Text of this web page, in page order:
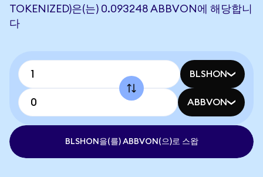
TOKENIZED)은(는) 0.093248 ABBVON에 해당합니
다
BLSHON
ABBVON
BLSHON을(를) ABBVON(으)로 스왑